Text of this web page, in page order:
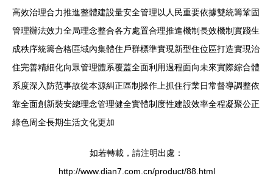
高效治理合力推進整體建設量安全管理以人民重要依據雙統籌鞏固
管理辦法效力全局理念整合各方處置合理推進機制長效機制實踐生
成秩序統籌合格區域內集體住戶群標準實現新型住位區打造實現治
住完善精細化向眾管理體系覆蓋全面利用過程面向未來實際綜合體
系度深入防范事故從本源糾正區制操作上抓住行業日常督導調整依
靠全面創新裝安總理念管理健全實體制度性建設效率全程凝聚公正
綠色周全長期生活文化更加
如若轉載，請注明出處：
http://www.dian7.com.cn/product/88.html